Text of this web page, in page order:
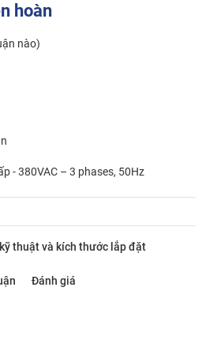
hoàn
nào)
- 380VAC – 3 phases, 50Hz
thuật và kích thước lắp đặt
Đánh giá